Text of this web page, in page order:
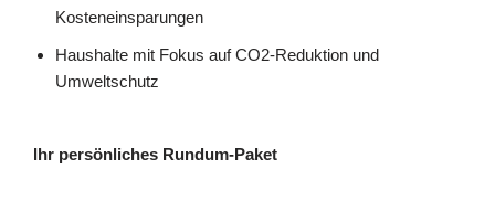
Kosteneinsparungen
Haushalte mit Fokus auf CO2-Reduktion und
Umweltschutz
Ihr persönliches Rundum-Paket